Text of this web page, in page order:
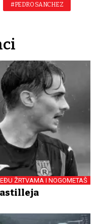
#PEDRO SANCHEZ
ŽRTVAMA I NOGOMETAŠ